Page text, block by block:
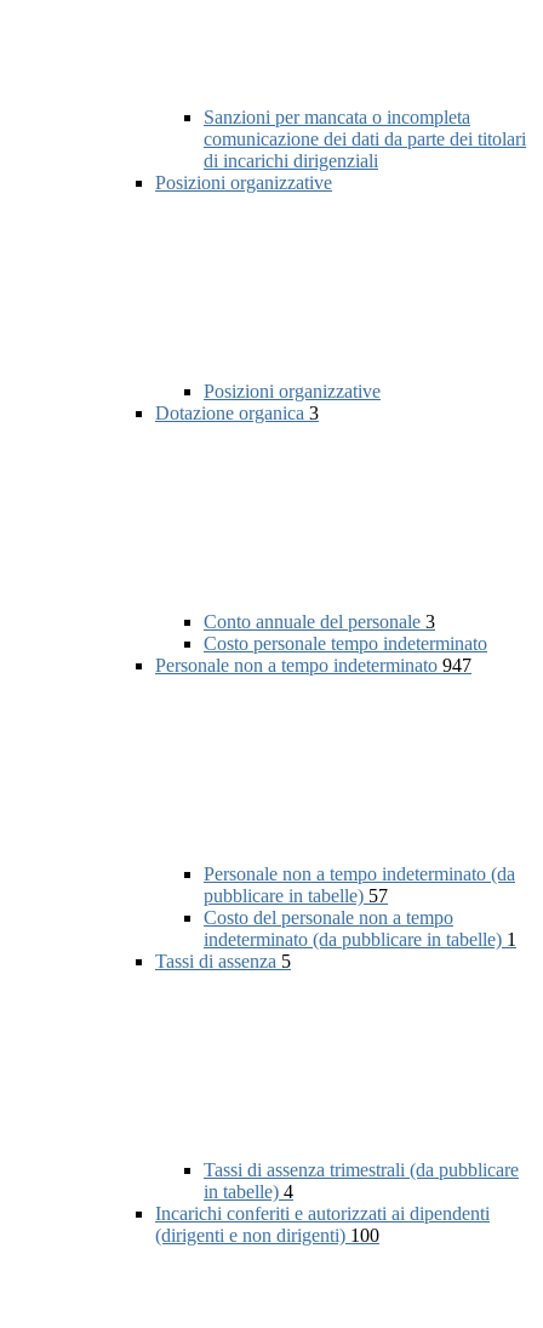
Sanzioni per mancata o incompleta
comunicazione dei dati da parte dei titolari
di incarichi dirigenziali
Posizioni organizzative
Posizioni organizzative
Dotazione organica 3
Conto annuale del personale 3
Costo personale tempo indeterminato
Personale non a tempo indeterminato 947
Personale non a tempo indeterminato (da
pubblicare in tabelle) 57
Costo del personale non a tempo
indeterminato (da pubblicare in tabelle) 1
Tassi di assenza 5
Tassi di assenza trimestrali (da pubblicare
in tabelle) 4
Incarichi conferiti e autorizzati ai dipendenti
(dirigenti e non dirigenti) 100